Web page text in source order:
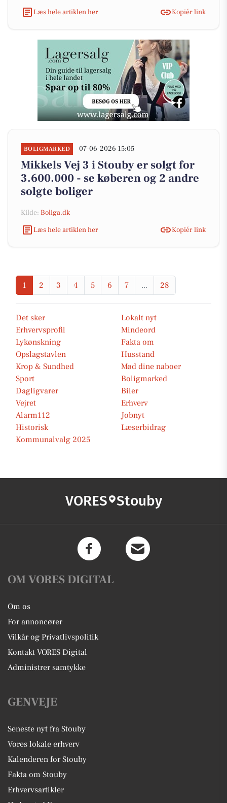
Læs hele artiklen her
Kopiér link
BOLIGMARKED 07-06-2026 15:05
Mikkels Vej 3 i Stouby er solgt for
3.600.000 - se køberen og 2 andre
solgte boliger
Kilde: Boliga.dk
Læs hele artiklen her
Kopiér link
1 2 3 4 5 6 7 ... 28
Det sker
Lokalt nyt
Erhvervsprofil
Mindeord
Lykønskning
Fakta om
Opslagstavlen
Husstand
Krop & Sundhed
Mød dine naboer
Sport
Boligmarked
Dagligvarer
Biler
Vejret
Erhverv
Alarm112
Jobnyt
Historisk
Læserbidrag
Kommunalvalg 2025
VORES Stouby
OM VORES DIGITAL
Om os
For annoncører
Vilkår og Privatlivspolitik
Kontakt VORES Digital
Administrer samtykke
GENVEJE
Seneste nyt fra Stouby
Vores lokale erhverv
Kalenderen for Stouby
Fakta om Stouby
Erhvervsartikler